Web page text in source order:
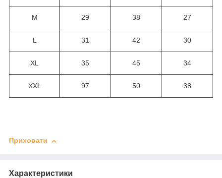
M 29 38 27
L 31 42 30
XL 35 45 34
XXL 97 50 38
Приховати
Характеристики